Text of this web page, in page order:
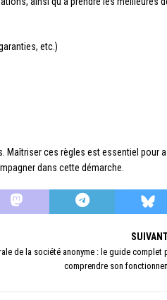
etc.)
Maîtriser ces règles est essentiel pour
dans cette démarche.
de la société anonyme : le guide complet
comprendre son